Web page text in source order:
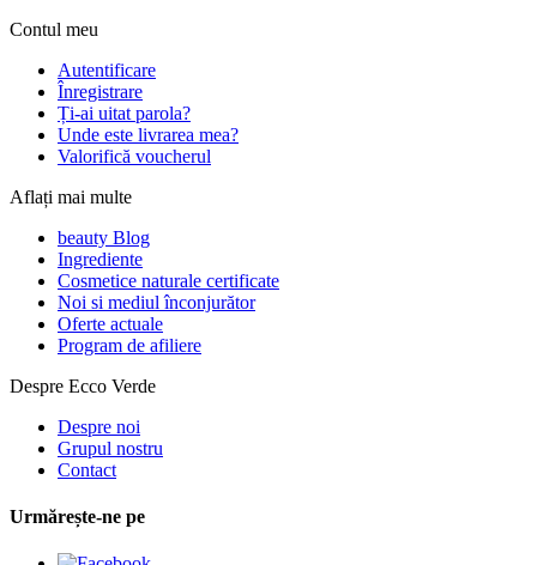
Contul meu
Autentificare
Înregistrare
Ți-ai uitat parola?
Unde este livrarea mea?
Valorifică voucherul
Aflați mai multe
beauty Blog
Ingrediente
Cosmetice naturale certificate
Noi si mediul înconjurător
Oferte actuale
Program de afiliere
Despre Ecco Verde
Despre noi
Grupul nostru
Contact
Urmărește-ne pe